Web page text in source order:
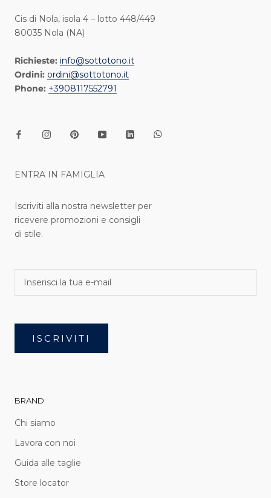
Cis di Nola, isola 4 – lotto 448/449
80035 Nola (NA)
Richieste: info@sottotono.it
Ordini: ordini@sottotono.it
Phone: +3908117552791
ENTRA IN FAMIGLIA
Iscriviti alla nostra newsletter per
ricevere promozioni e consigli
di stile.
ISCRIVITI
BRAND
Chi siamo
Lavora con noi
Guida alle taglie
Store locator